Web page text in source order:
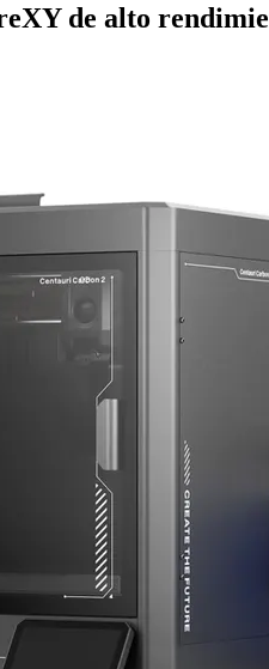
de alto